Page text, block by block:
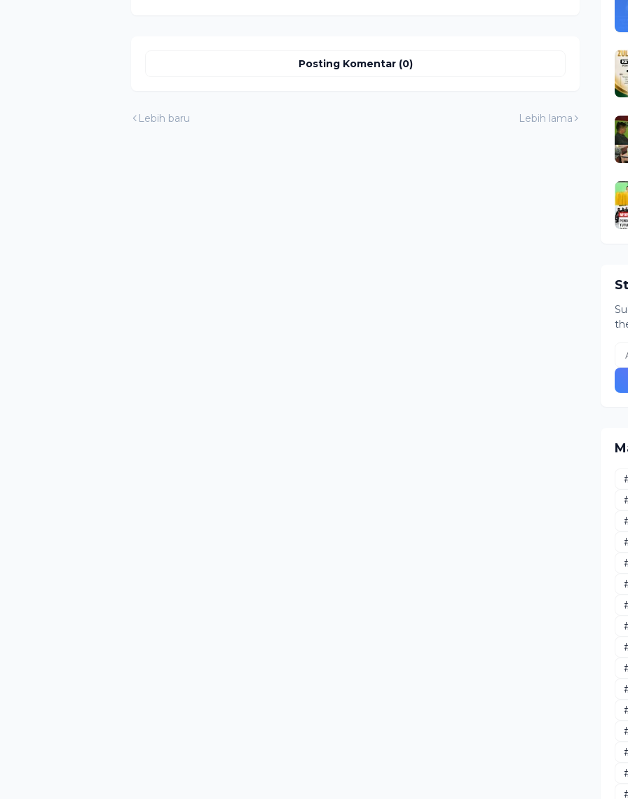
Posting Komentar (0)
Lebih baru Lebih lama